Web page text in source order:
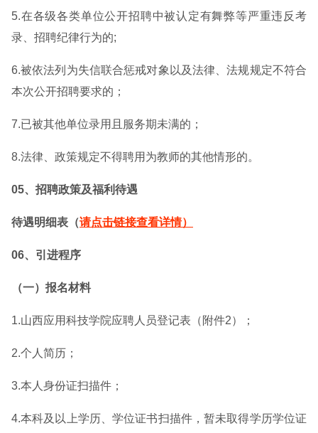
5.在各级各类单位公开招聘中被认定有舞弊等严重违反考
录、招聘纪律行为的;
6.被依法列为失信联合惩戒对象以及法律、法规规定不符合
本次公开招聘要求的；
7.已被其他单位录用且服务期未满的；
8.法律、政策规定不得聘用为教师的其他情形的。
05、招聘政策及福利待遇
待遇明细表（请点击链接查看详情）
06、引进程序
（一）报名材料
1.山西应用科技学院应聘人员登记表（附件2）；
2.个人简历；
3.本人身份证扫描件；
4.本科及以上学历、学位证书扫描件，暂未取得学历学位证